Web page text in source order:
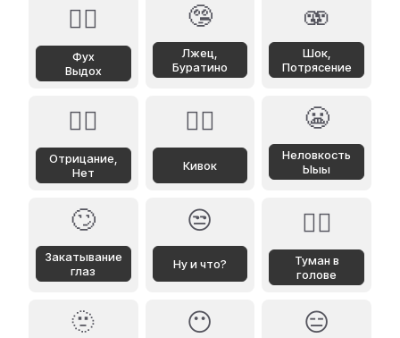
😮‍💨
Фух
Выдох
🤥
Лжец,
Буратино
🫨
Шок,
Потрясение
🙂‍↔️
Отрицание,
Нет
🙂‍↕️
Кивок
😬
Неловкость
Ыыы
🙄
Закатывание
глаз
😒
Ну и что?
😶‍🌫️
Туман в
голове
🫥 😶 😑